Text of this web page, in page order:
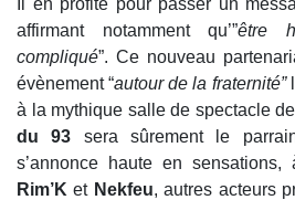
Il en profite pour passer un
affirmant notamment qu’”être
compliqué”. Ce nouveau
évènement “autour de la fraternité”
à la mythique salle de spectacle de
du 93 sera sûrement le
s’annonce haute en
Rim’Ket Nekfeu, autres acteurs